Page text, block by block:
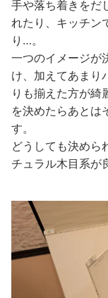
手や落ち着きをだ
れたり、キッチン
り…。
一つのイメージが
け、加えてあまり
りも揃えた方が綺
を決めたらあとは
す。
どうしても決めら
チュラル木目系が